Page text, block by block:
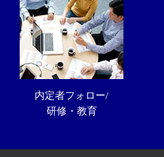
内定者フォロー/
研修・教育